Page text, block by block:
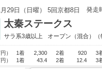
29日（日曜） 5回京都8日 発走
太秦ステークス
サラ系3歳以上 オープン （混合）（
） 1着 2,300 2着 920 3
） 1着 43.4 2着 12.4 3